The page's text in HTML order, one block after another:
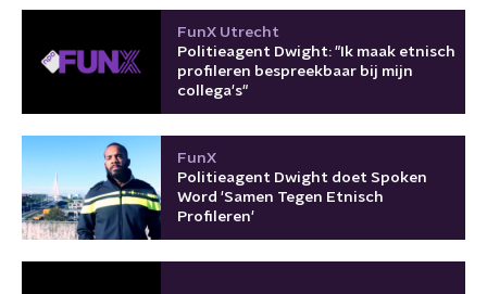
FunX Utrecht
Politieagent Dwight: "Ik maak etnisch
profileren bespreekbaar bij mijn
collega's"
FunX
Politieagent Dwight doet Spoken
Word 'Samen Tegen Etnisch
Profileren'